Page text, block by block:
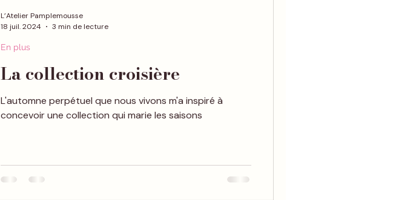
La collection croisière
L'automne perpétuel que nous vivons m'a inspiré à
concevoir une collection qui marie les saisons
En plus
L’Atelier Pamplemousse
18 juil. 2024
3 min de lecture